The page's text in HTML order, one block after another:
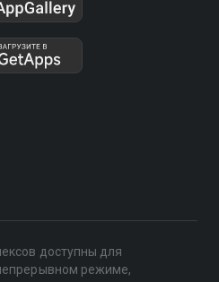
доступны для
режиме,